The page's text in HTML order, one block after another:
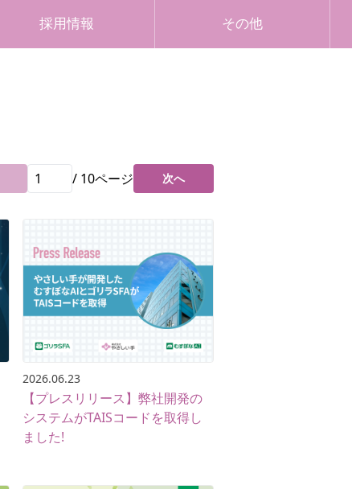
採用情報 その他
/ 10ページ 次へ
2026.06.23
【プレスリリース】弊社開発の
システムがTAISコードを取得し
ました!